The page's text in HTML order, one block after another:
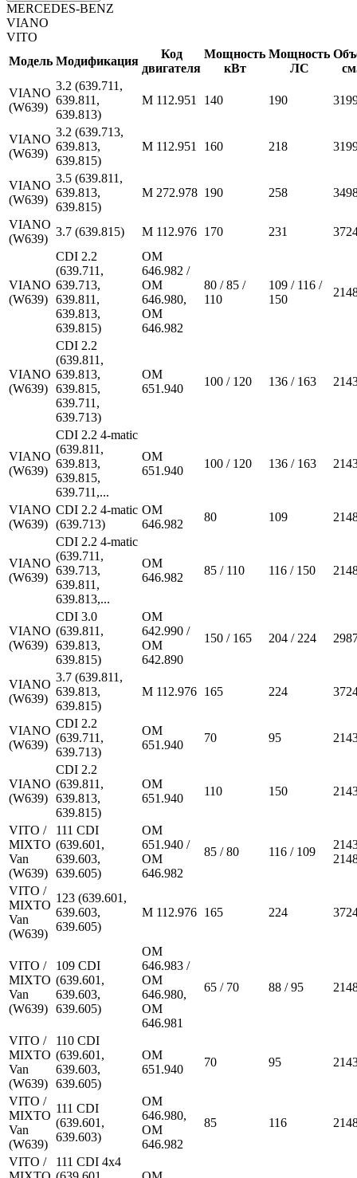
MERCEDES-BENZ
VIANO
VITO
Модель Модификация
Код
двигателя
Мощность
кВт
Мощность
ЛС
VIANO
(W639)
3.2 (639.711,
639.811,
639.813)
M 112.951 140 190
VIANO
(W639)
3.2 (639.713,
639.813,
639.815)
M 112.951 160 218
VIANO
(W639)
3.5 (639.811,
639.813,
639.815)
M 272.978 190 258
VIANO
(W639)
3.7 (639.815) M 112.976 170 231
VIANO
(W639)
CDI 2.2
(639.711,
639.713,
639.811,
639.813,
639.815)
OM
646.982 /
OM
646.980,
OM
646.982
80 / 85 /
110
109 / 116 /
150
VIANO
(W639)
CDI 2.2
(639.811,
639.813,
639.815,
639.711,
639.713)
OM
651.940
100 / 120 136 / 163
VIANO
(W639)
CDI 2.2 4-matic
(639.811,
639.813,
639.815,
639.711,...
OM
651.940
100 / 120 136 / 163
VIANO
(W639)
CDI 2.2 4-matic
(639.713)
OM
646.982
80 109
VIANO
(W639)
CDI 2.2 4-matic
(639.711,
639.713,
639.811,
639.813,...
OM
646.982
85 / 110 116 / 150
VIANO
(W639)
CDI 3.0
(639.811,
639.813,
639.815)
OM
642.990 /
OM
642.890
150 / 165 204 / 224
VIANO
(W639)
3.7 (639.811,
639.813,
639.815)
M 112.976 165 224
VIANO
(W639)
CDI 2.2
(639.711,
639.713)
OM
651.940
70 95
VIANO
(W639)
CDI 2.2
(639.811,
639.813,
639.815)
OM
651.940
110 150
VITO /
MIXTO
Van
(W639)
111 CDI
(639.601,
639.603,
639.605)
OM
651.940 /
OM
646.982
85 / 80 116 / 109
VITO /
MIXTO
Van
(W639)
123 (639.601,
639.603,
639.605)
M 112.976 165 224
VITO /
MIXTO
Van
(W639)
109 CDI
(639.601,
639.603,
639.605)
OM
646.983 /
OM
646.980,
OM
646.981
65 / 70 88 / 95
VITO /
MIXTO
Van
(W639)
110 CDI
(639.601,
639.603,
639.605)
OM
651.940
70 95
VITO /
MIXTO
Van
(W639)
111 CDI
(639.601,
639.603)
OM
646.980,
OM
646.982
85 116
VITO /
111 CDI 4x4